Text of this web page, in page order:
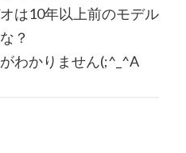
は10年以上前のモデル
？
わかりません(;^_^A